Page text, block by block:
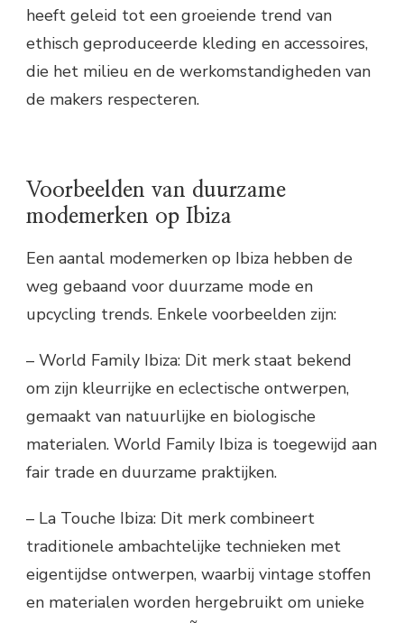
heeft geleid tot een groeiende trend van
ethisch geproduceerde kleding en accessoires,
die het milieu en de werkomstandigheden van
de makers respecteren.
Voorbeelden van duurzame
modemerken op Ibiza
Een aantal modemerken op Ibiza hebben de
weg gebaand voor duurzame mode en
upcycling trends. Enkele voorbeelden zijn:
– World Family Ibiza: Dit merk staat bekend
om zijn kleurrijke en eclectische ontwerpen,
gemaakt van natuurlijke en biologische
materialen. World Family Ibiza is toegewijd aan
fair trade en duurzame praktijken.
– La Touche Ibiza: Dit merk combineert
traditionele ambachtelijke technieken met
eigentijdse ontwerpen, waarbij vintage stoffen
en materialen worden hergebruikt om unieke